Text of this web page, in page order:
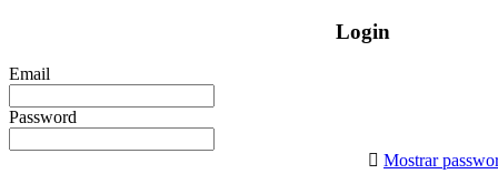
Login
Email
Password
Mostrar